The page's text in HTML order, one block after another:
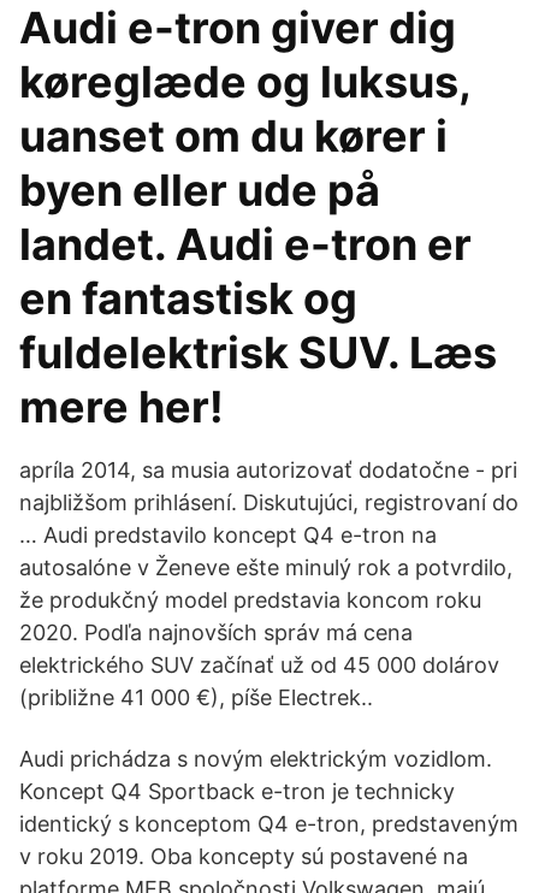
Audi e-tron giver dig
køreglæde og luksus,
uanset om du kører i
byen eller ude på
landet. Audi e-tron er
en fantastisk og
fuldelektrisk SUV. Læs
mere her!
apríla 2014, sa musia autorizovať dodatočne - pri
najbližšom prihlásení. Diskutujúci, registrovaní do
… Audi predstavilo koncept Q4 e-tron na
autosalóne v Ženeve ešte minulý rok a potvrdilo,
že produkčný model predstavia koncom roku
2020. Podľa najnovších správ má cena
elektrického SUV začínať už od 45 000 dolárov
(približne 41 000 €), píše Electrek..
Audi prichádza s novým elektrickým vozidlom.
Koncept Q4 Sportback e-tron je technicky
identický s konceptom Q4 e-tron, predstaveným
v roku 2019. Oba koncepty sú postavené na